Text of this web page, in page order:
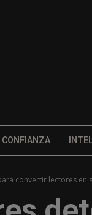
CONFIANZA
convertir lectores en